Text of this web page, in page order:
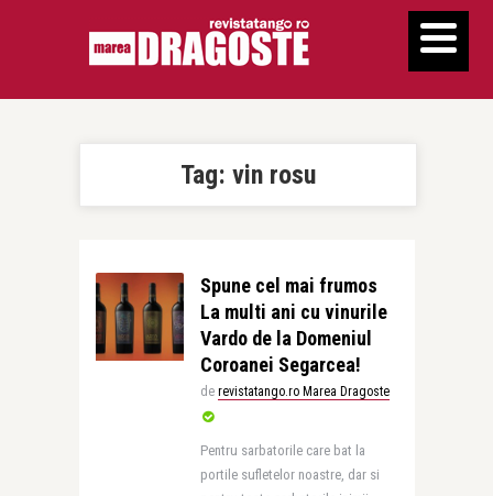
Tag: vin rosu
Spune cel mai frumos
La multi ani cu vinurile
Vardo de la Domeniul
Coroanei Segarcea!
de revistatango.ro Marea Dragoste
Pentru sarbatorile care bat la
portile sufletelor noastre, dar si